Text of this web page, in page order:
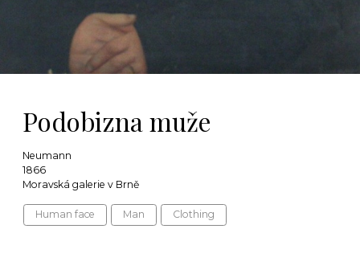
Podobizna muže
Neumann
1866
Moravská galerie v Brně
Human face Man Clothing